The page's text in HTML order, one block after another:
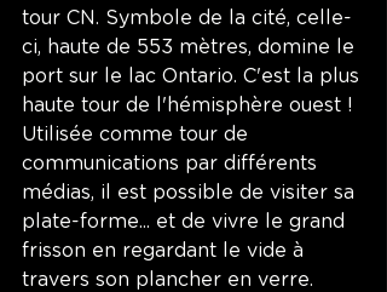
tour CN. Symbole de la cité, celle-
ci, haute de 553 mètres, domine le
port sur le lac Ontario. C'est la plus
haute tour de l'hémisphère ouest !
Utilisée comme tour de
communications par différents
médias, il est possible de visiter sa
plate-forme... et de vivre le grand
frisson en regardant le vide à
travers son plancher en verre.